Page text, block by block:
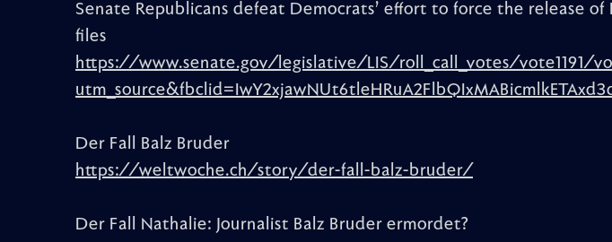
Senate Republicans defeat Democrats’ effort to force the release of
files
https://www.senate.gov/legislative/LIS/roll_call_votes/vote1191/
Der Fall Balz Bruder
https://weltwoche.ch/story/der-fall-balz-bruder/
Der Fall Nathalie: Journalist Balz Bruder ermordet?